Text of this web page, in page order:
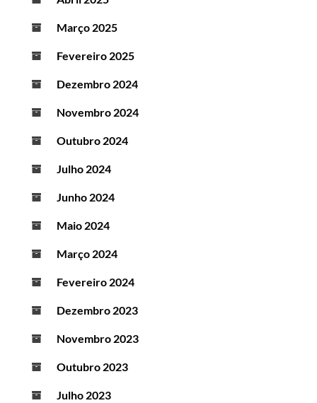
Março 2025
Fevereiro 2025
Dezembro 2024
Novembro 2024
Outubro 2024
Julho 2024
Junho 2024
Maio 2024
Março 2024
Fevereiro 2024
Dezembro 2023
Novembro 2023
Outubro 2023
Julho 2023